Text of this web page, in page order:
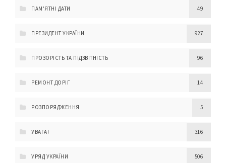
ПАМ'ЯТНІ ДАТИ 49
ПРЕЗИДЕНТ УКРАЇНИ 927
ПРОЗОРІСТЬ ТА ПІДЗВІТНІСТЬ 96
РЕМОНТ ДОРІГ 14
РОЗПОРЯДЖЕННЯ 5
УВАГА! 316
УРЯД УКРАЇНИ 506